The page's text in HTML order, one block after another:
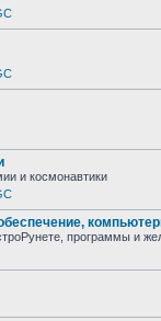
и космонавтики
программы и